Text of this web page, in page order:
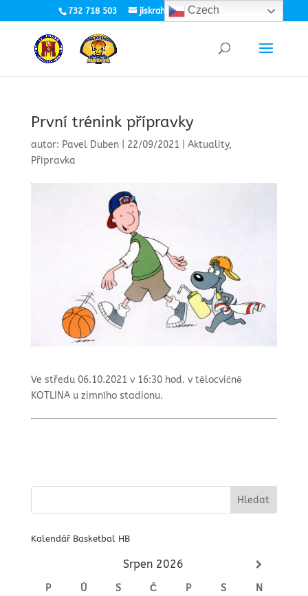
732 718 503 jiskrahb.basket@seznam.cz
První trénink přípravky
autor: Pavel Duben| 22/09/2021 Aktuality,
Přípravka
Ve středu 06.10.2021 v 16:30 hod. v tělocvičně
KOTLINA u zimního stadionu.
Kalendář Basketbal HB
Srpen 2026
P Ú S Č P S
N
Czech